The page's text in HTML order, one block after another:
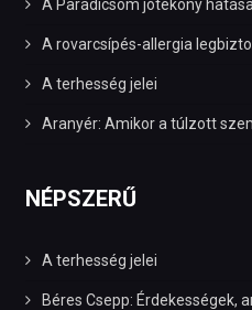
A Paradicsom jótékony
A rovarcsípés-allergia
A terhesség jelei
Aranyér: Amikor a túlzott
NÉPSZERŰ
A terhesség jelei
Béres Csepp: Érdekességek,